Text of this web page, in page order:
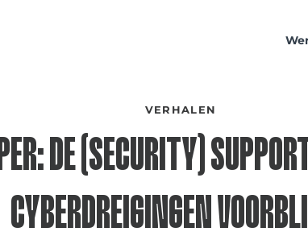
VERHALEN
DE (SECURITY)
CYBERDREIGINGEN